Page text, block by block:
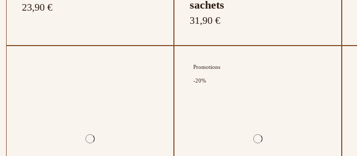
23,90 €
sachets
31,90 €
Promotions
-20%